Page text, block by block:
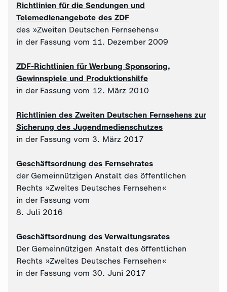
Richtlinien für die Sendungen und
Telemedienangebote des ZDF
des »Zweiten Deutschen Fernsehens«
in der Fassung vom 11. Dezember 2009
ZDF-Richtlinien für Werbung Sponsoring,
Gewinnspiele und Produktionshilfe
in der Fassung vom 12. März 2010
Richtlinien des Zweiten Deutschen Fernsehens zur
Sicherung des Jugendmedienschutzes
in der Fassung vom 3. März 2017
Geschäftsordnung des Fernsehrates
der Gemeinnützigen Anstalt des öffentlichen
Rechts »Zweites Deutsches Fernsehen«
in der Fassung vom
8. Juli 2016
Geschäftsordnung des Verwaltungsrates
Der Gemeinnützigen Anstalt des öffentlichen
Rechts »Zweites Deutsches Fernsehen«
in der Fassung vom 30. Juni 2017